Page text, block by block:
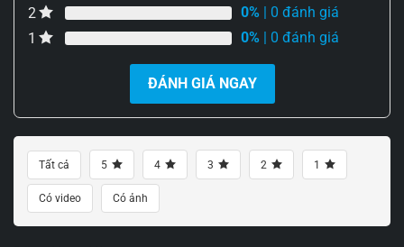
2
0% | 0 đánh giá
1
0% | 0 đánh giá
ĐÁNH GIÁ NGAY
Tất cả 5 4 3 2 1
Có video Có ảnh